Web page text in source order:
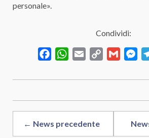
personale».
Condividi:
FacebookWhatsApp
Email
Copy
Gmail
← News precedente